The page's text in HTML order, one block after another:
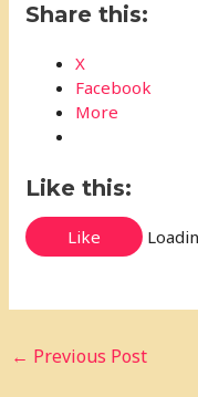
Share this:
X
Facebook
More
Like this:
Like
← Previous Post